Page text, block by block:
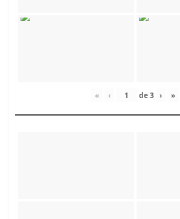
« ‹ de3 › »